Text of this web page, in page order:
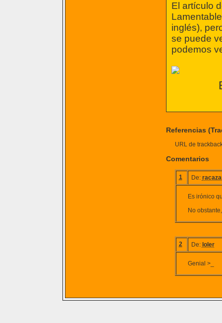
El artículo
inglés),
se puede
podemos
Referencias
URL de
Comentarios
1 De:
Es irónico
No
2 De: loler
Genial >_